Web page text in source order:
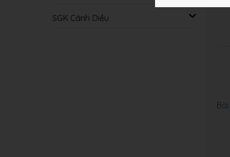
SGK Cánh Diều